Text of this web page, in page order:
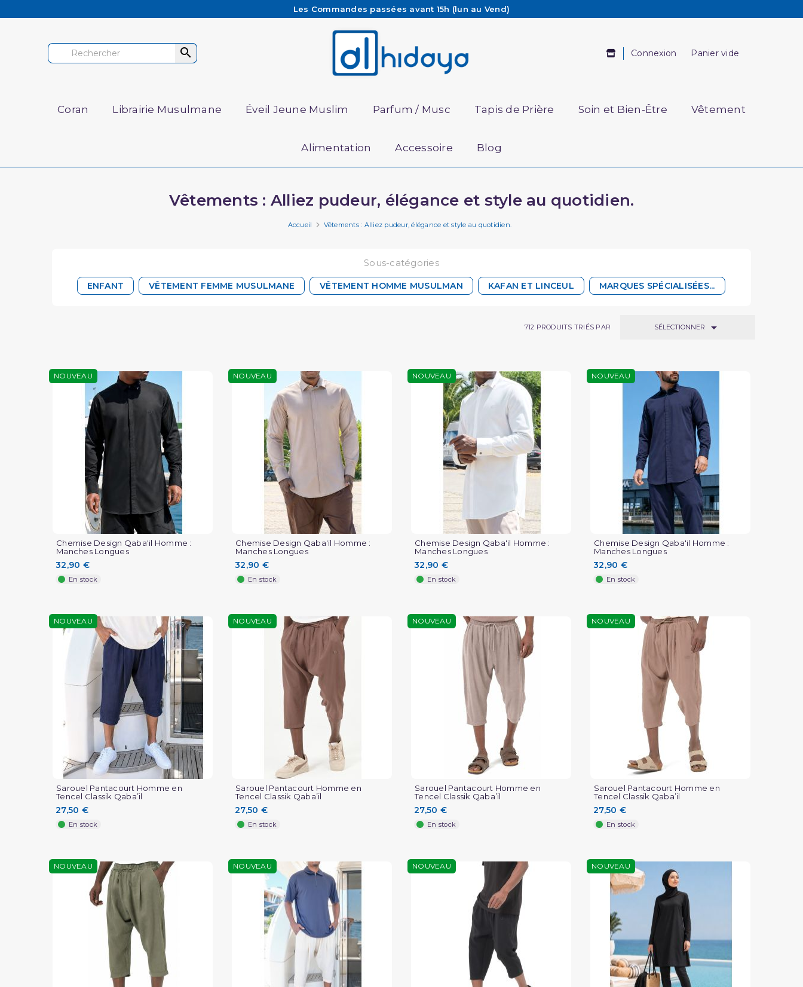
Les Commandes passées avant 15h (lun au Vend)
Besoin d'aide ? Retrouvez notre FAQ
Livraison offerte à partir de 65€ d'achat*
 Connexion Panier vide
Coran Librairie Musulmane Éveil Jeune Muslim Parfum / Musc Tapis de Prière Soin et Bien-Être Vêtement
Alimentation Accessoire Blog
Vêtements : Alliez pudeur, élégance et style au quotidien.
Accueil Vêtements : Alliez pudeur, élégance et style au quotidien.
Sous-catégories
ENFANT VÊTEMENT FEMME MUSULMANE VÊTEMENT HOMME MUSULMAN KAFAN ET LINCEUL MARQUES SPÉCIALISÉES...
712 PRODUITS TRIÉS PAR SÉLECTIONNER 
NOUVEAU
Chemise Design Qaba'il Homme :
Manches Longues
32,90 €
En stock
NOUVEAU
Chemise Design Qaba'il Homme :
Manches Longues
32,90 €
En stock
NOUVEAU
Chemise Design Qaba'il Homme :
Manches Longues
32,90 €
En stock
NOUVEAU
Chemise Design Qaba'il Homme :
Manches Longues
32,90 €
En stock
NOUVEAU
Sarouel Pantacourt Homme en
Tencel Classik Qaba’il
27,50 €
En stock
NOUVEAU
Sarouel Pantacourt Homme en
Tencel Classik Qaba’il
27,50 €
En stock
NOUVEAU
Sarouel Pantacourt Homme en
Tencel Classik Qaba’il
27,50 €
En stock
NOUVEAU
Sarouel Pantacourt Homme en
Tencel Classik Qaba’il
27,50 €
En stock
NOUVEAU NOUVEAU NOUVEAU NOUVEAU